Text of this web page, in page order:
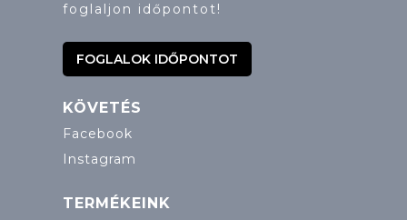
foglaljon időpontot!
FOGLALOK IDŐPONTOT
KÖVETÉS
Facebook
Instagram
TERMÉKEINK